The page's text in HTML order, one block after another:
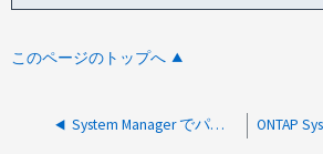
このページのトップへ
System Manager でパフォーマンスサービスレベル情報が明確になっているか。